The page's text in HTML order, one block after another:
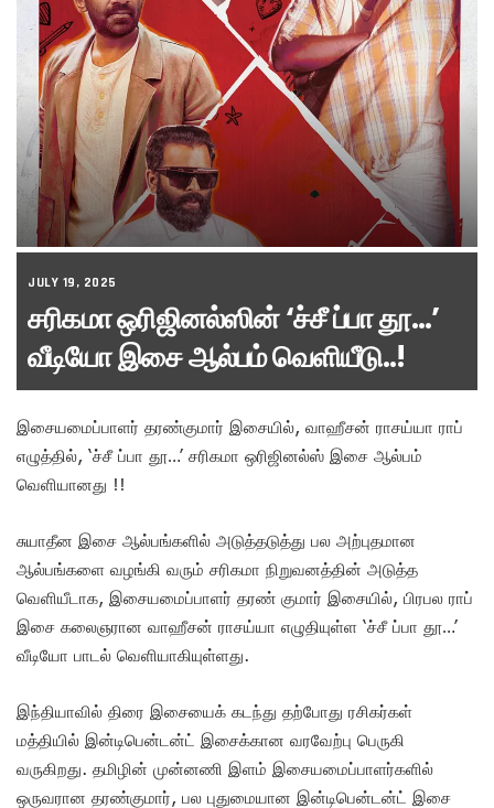
JULY 19, 2025
சரிகமா ஒரிஜினல்ஸின் ‘ச்சீ ப்பா தூ…’
வீடியோ இசை ஆல்பம் வெளியீடு..!
இசையமைப்பாளர் தரண்குமார் இசையில், வாஹீசன் ராசய்யா ராப்
எழுத்தில், ‘ச்சீ ப்பா தூ…’ சரிகமா ஒரிஜினல்ஸ் இசை ஆல்பம்
வெளியானது !!
சுயாதீன இசை ஆல்பங்களில் அடுத்தடுத்து பல அற்புதமான
ஆல்பங்களை வழங்கி வரும் சரிகமா நிறுவனத்தின் அடுத்த
வெளியீடாக, இசையமைப்பாளர் தரண் குமார் இசையில், பிரபல ராப்
இசை கலைஞரான வாஹீசன் ராசய்யா எழுதியுள்ள ‘ச்சீ ப்பா தூ…’
வீடியோ பாடல் வெளியாகியுள்ளது.
இந்தியாவில் திரை இசையைக் கடந்து தற்போது ரசிகர்கள்
மத்தியில் இன்டிபென்டன்ட் இசைக்கான வரவேற்பு பெருகி
வருகிறது. தமிழின் முன்னணி இளம் இசையமைப்பாளர்களில்
ஒருவரான தரண்குமார், பல புதுமையான இன்டிபென்டன்ட் இசை